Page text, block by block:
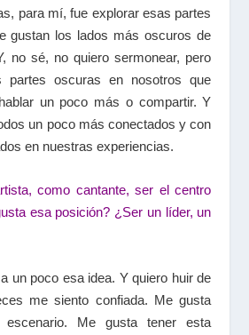
para mí, fue explorar esas partes
gustan los lados más oscuros de
no sé, no quiero sermonear, pero
partes oscuras en nosotros que
un poco más o compartir. Y
un poco más conectados y con
en nuestras experiencias.
como cantante, ser el centro
esa posición? ¿Ser un líder, un
un poco esa idea. Y quiero huir de
me siento confiada. Me gusta
Me gusta tener esta